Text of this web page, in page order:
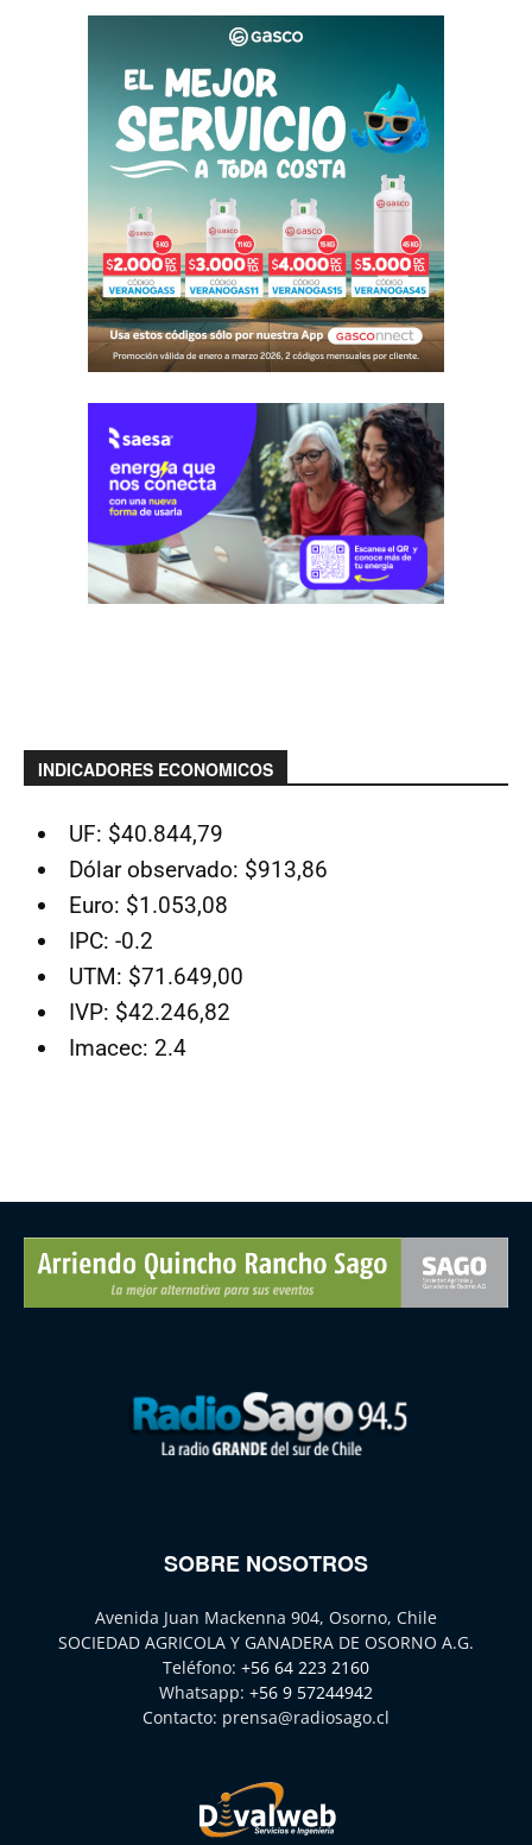
INDICADORES ECONOMICOS
UF: $40.844,79
Dólar observado: $913,86
Euro: $1.053,08
IPC: -0.2
UTM: $71.649,00
IVP: $42.246,82
Imacec: 2.4
SOBRE NOSOTROS
Avenida Juan Mackenna 904, Osorno, Chile
SOCIEDAD AGRICOLA Y GANADERA DE OSORNO A.G.
Teléfono: +56 64 223 2160
Whatsapp: +56 9 57244942
Contacto: prensa@radiosago.cl